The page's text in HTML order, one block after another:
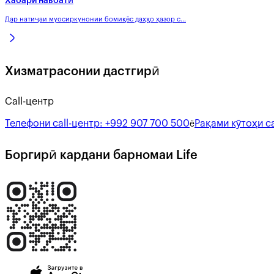
Дар натиҷаи муосиркунонии бомиқёс даҳҳо ҳазор с...
Хизматрасонии дастгирӣ
Call-центр
Телефони call-центр: +992 907 700 500ёРақами кӯтоҳи
Боргирӣ кардани барномаи Life